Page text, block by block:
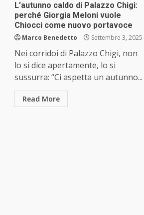
L’autunno caldo di Palazzo Chigi:
perché Giorgia Meloni vuole
Chiocci come nuovo portavoce
Marco Benedetto Settembre 3, 2025
Nei corridoi di Palazzo Chigi, non
lo si dice apertamente, lo si
sussurra: “Ci aspetta un autunno...
Read More